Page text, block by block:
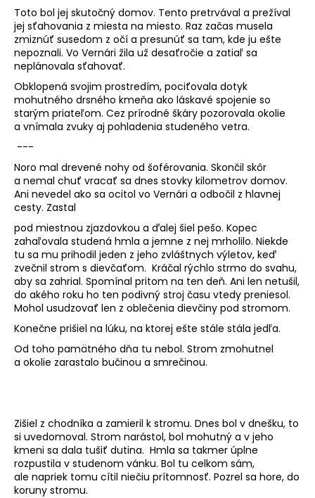
Toto bol jej skutočný domov. Tento pretrvával a prežíval
jej sťahovania z miesta na miesto. Raz začas musela
zmiznúť susedom z očí a presunúť sa tam, kde ju ešte
nepoznali. Vo Vernári žila už desaťročie a zatiaľ sa
neplánovala sťahovať.
Obklopená svojim prostredím, pociťovala dotyk
mohutného drsného kmeňa ako láskavé spojenie so
starým priateľom. Cez prírodné škáry pozorovala okolie
a vnímala zvuky aj pohladenia studeného vetra.
---
Noro mal drevené nohy od šoférovania. Skončil skôr
a nemal chuť vracať sa dnes stovky kilometrov domov.
Ani nevedel ako sa ocitol vo Vernári a odbočil z hlavnej
cesty. Zastal
pod miestnou zjazdovkou a ďalej šiel pešo. Kopec
zahaľovala studená hmla a jemne z nej mrholilo. Niekde
tu sa mu prihodil jeden z jeho zvláštnych výletov, keď
zvečnil strom s dievčaťom. Kráčal rýchlo strmo do svahu,
aby sa zahrial. Spomínal pritom na ten deň. Ani len netušil,
do akého roku ho ten podivný stroj času vtedy preniesol.
Mohol usudzovať len z oblečenia dievčiny pod stromom.
Konečne prišiel na lúku, na ktorej ešte stále stála jedľa.
Od toho pamätného dňa tu nebol. Strom zmohutnel
a okolie zarastalo bučinou a smrečinou.
Zišiel z chodníka a zamieril k stromu. Dnes bol v dnešku, to
si uvedomoval. Strom narástol, bol mohutný a v jeho
kmeni sa dala tušiť dutina. Hmla sa takmer úplne
rozpustila v studenom vánku. Bol tu celkom sám,
ale napriek tomu cítil niečiu prítomnosť. Pozrel sa hore, do
koruny stromu.